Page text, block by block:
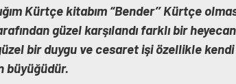
Kürtçe kitabım “Bender’’ Kürtçe
güzel karşılandı farklı bir heyecan
bir duygu ve cesaret işi özellikle
büyüğüdür.